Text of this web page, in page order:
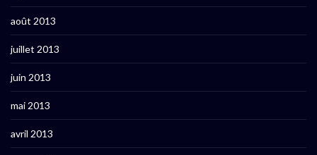
août 2013
juillet 2013
juin 2013
mai 2013
avril 2013